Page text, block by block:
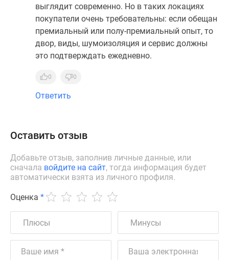
выглядит современно. Но в таких локациях
покупатели очень требовательны: если обещан
премиальный или полу-премиальный опыт, то
двор, виды, шумоизоляция и сервис должны
это подтверждать ежедневно.
0 0
Ответить
Оставить отзыв
Добавьте отзыв, заполнив личные данные, или
сначала войдите на сайт, тогда информация будет
автоматически взята из личного профиля.
Оценка *